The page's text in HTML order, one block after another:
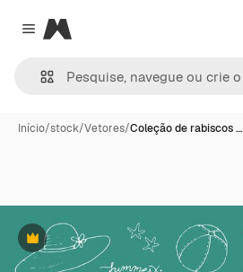
Close menu
Magnific
Início/stock/Vetores/Coleção de rabiscos …
Premium